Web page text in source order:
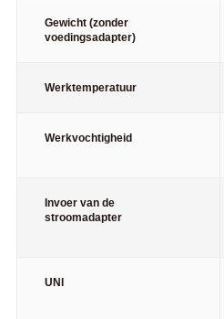
Gewicht (zonder
voedingsadapter)
Werktemperatuur
Werkvochtigheid
Invoer van de
stroomadapter
UNI